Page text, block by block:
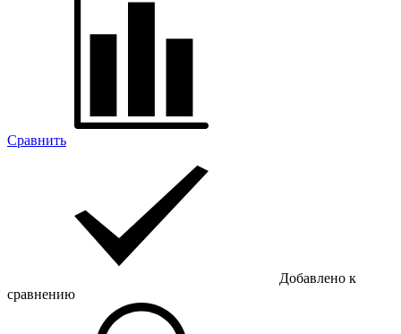
Сравнить
Добавлено к
сравнению